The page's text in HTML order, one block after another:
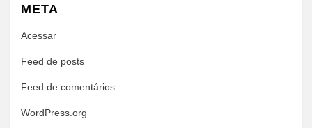
META
Acessar
Feed de posts
Feed de comentários
WordPress.org